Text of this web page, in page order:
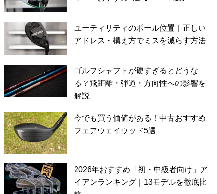
ユーティリティのボール位置｜正しい
アドレス・構え方でミスを減らす方法
ゴルフシャフトが硬すぎるとどうな
る？飛距離・弾道・方向性への影響を
解説
今でも買う価値がある！中古おすすめ
フェアウェイウッド5選
2026年おすすめ「初・中級者向け」ア
イアンランキング｜13モデルを徹底比